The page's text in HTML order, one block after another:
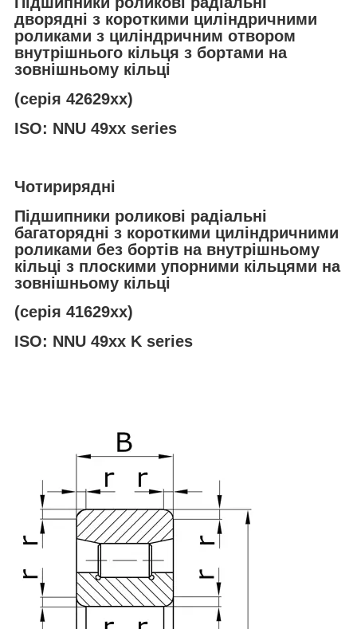
дворядні з короткими циліндричними
роликами з циліндричним отвором
внутрішнього кільця з бортами на
зовнішньому кільці
(серія 42629хх)
ISO: NNU 49xx series
Чотирирядні
Підшипники роликові радіальні
багаторядні з короткими циліндричними
роликами без бортів на внутрішньому
кільці з плоскими упорними кільцями на
зовнішньому кільці
(серія 41629хх)
ISO: NNU 49xx K series